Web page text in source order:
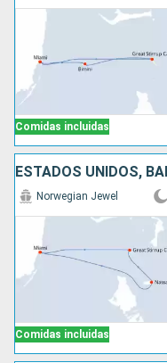
Comidas incluidas
ESTADOS UNIDOS,
Comidas incluidas
Norwegian Jewel